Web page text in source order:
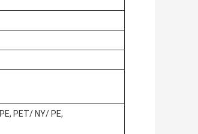
PET/ NY/ PE,